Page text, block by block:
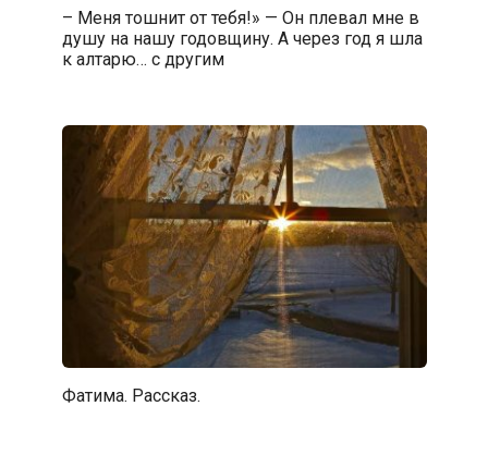
– Меня тошнит от тебя!» — Он плевал мне в
душу на нашу годовщину. А через год я шла
к алтарю… с другим
Фатима. Рассказ.